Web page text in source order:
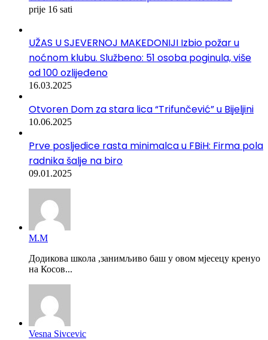
prije 16 sati
UŽAS U SJEVERNOJ MAKEDONIJI Izbio požar u
noćnom klubu. Službeno: 51 osoba poginula, više
od 100 ozlijeđeno
16.03.2025
Otvoren Dom za stara lica “Trifunčević” u Bijeljini
10.06.2025
Prve posljedice rasta minimalca u FBiH: Firma pola
radnika šalje na biro
09.01.2025
М.М
Додикова школа ,занимљиво баш у овом мјесецу кренуо
на Косов...
Vesna Sivcevic